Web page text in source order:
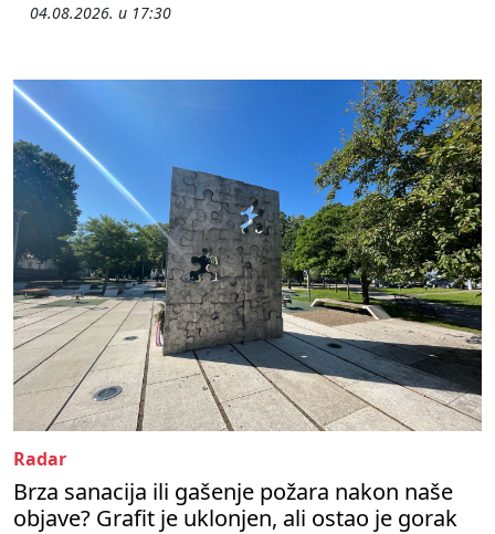
04.08.2026. u 17:30
Radar
Brza sanacija ili gašenje požara nakon naše
objave? Grafit je uklonjen, ali ostao je gorak